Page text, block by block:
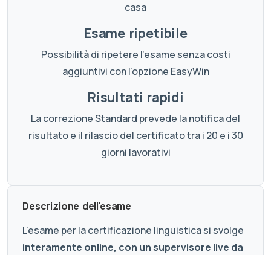
casa
Esame ripetibile
Possibilità di ripetere l'esame senza costi
aggiuntivi con l'opzione EasyWin
Risultati rapidi
La correzione Standard prevede la notifica del
risultato e il rilascio del certificato tra i 20 e i 30
giorni lavorativi
Descrizione dell'esame
L’esame per la certificazione linguistica si svolge
interamente online, con un supervisore live da